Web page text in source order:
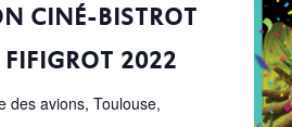
CINÉ-BISTROT
2022
des avions, Toulouse,